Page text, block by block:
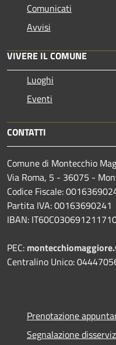
Comunicati
Avvisi
VIVERE IL COMUNE
Luoghi
Eventi
CONTATTI
Comune di Montecchio
Via Roma, 5 - 36075 -
Codice Fiscale:
Partita IVA: 00163690241
IBAN:
PEC:
Centralino Unico:
Prenotazione
Segnalazione